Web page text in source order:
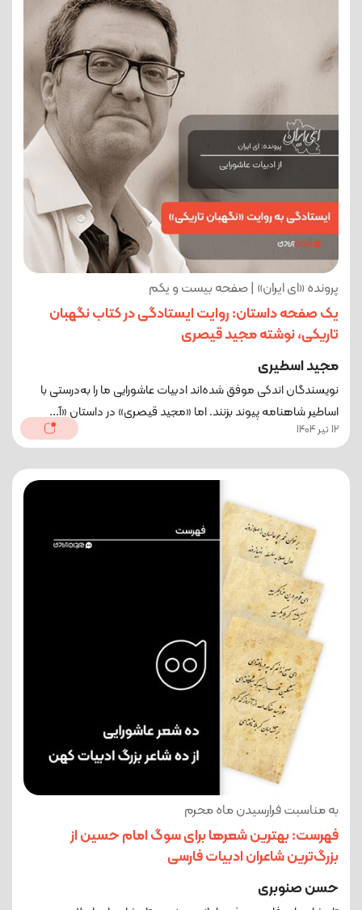
پرونده «ای ایران» | صفحه بیست و یکم
یک صفحه داستان: روایت ایستادگی در کتاب نگهبان
تاریکی، نوشته مجید قیصری
مجید اسطیری
نویسندگان اندکی موفق شده‌اند ادبیات عاشورایی ما را به‌درستی با
اساطیر شاهنامه پیوند بزنند. اما «مجید قیصری» در داستان «آ...
12 تیر 1404
به مناسبت فرارسیدن ماه محرم
فهرست: بهترین شعرها برای سوگ امام حسین از
بزرگ‌ترین شاعران ادبیات فارسی
حسن صنوبری